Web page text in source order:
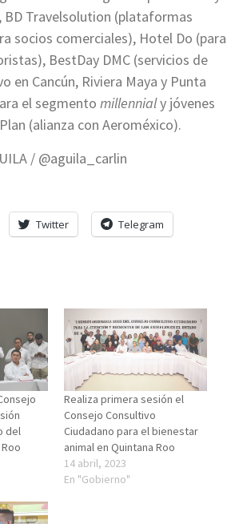
BD Travelsolution (plataformas
socios comerciales), Hotel Do (para
BestDay DMC (servicios de
en Cancún, Riviera Maya y Punta
el segmento millennialy jóvenes
(alianza con Aeroméxico).
/ @aguila_carlin
Twitter Telegram
del
Realiza primera sesión el
Consejo Consultivo
Ciudadano para el bienestar
animal en Quintana Roo
14 abril, 2023
En "Gobierno"